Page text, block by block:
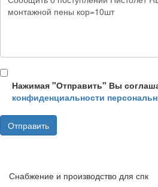
Нажимая "Отправить" Вы
конфиденциальности
Снабжение и производство для спк